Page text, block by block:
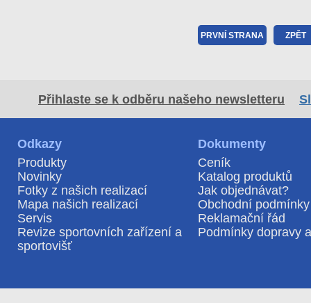
PRVNÍ STRANA ZPĚT
Přihlaste se k odběru našeho newsletteru
Odkazy
Produkty
Novinky
Fotky z našich realizací
Mapa našich realizací
Servis
Revize sportovních zařízení a
sportovišť
Dokumenty
Ceník
Katalog produktů
Jak objednávat?
Obchodní podmínky
Reklamační řád
Podmínky dopravy